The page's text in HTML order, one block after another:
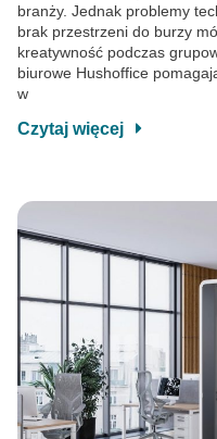
branży. Jednak problemy
brak przestrzeni do burzy
kreatywność podczas
biurowe Hushoffice
w
Czytaj więcej